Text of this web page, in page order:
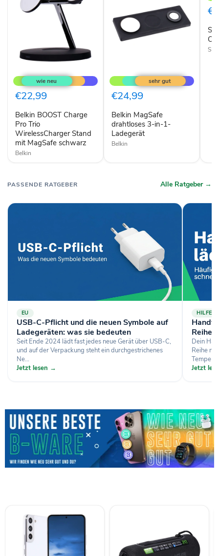
BOOST
Charge
Pro
Trio
Stand
mit
MagSafe
schwarz
€22,99
Belkin BOOST Charge
Pro Trio
WirelessCharger Stand
mit MagSafe schwarz
Belkin
MagSafe
drahtloses
3-
in-
Ladegerät
€24,99
Belkin MagSafe
drahtloses 3-in-1-
Ladegerät
Belkin
PASSENDE RATGEBER Alle Ratgeber →
EU
USB-C-Pflicht und die neuen Symbole auf
Ladegeräten: was sie bedeuten
Seit Ende 2024 lädt fast jedes neue Gerät über USB-C,
und auf der Verpackung steht ein durchgestrichenes
Ne...
Jetzt lesen →
HILFE
Handy
Reihe
Dein
Reihe
Jetzt